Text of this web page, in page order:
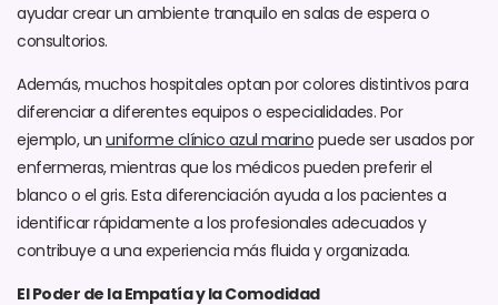
ayudar crear un ambiente tranquilo en salas de espera o
consultorios.
Además, muchos hospitales optan por colores distintivos para
diferenciar a diferentes equipos o especialidades. Por
ejemplo, un uniforme clínico azul marino puede ser usados por
enfermeras, mientras que los médicos pueden preferir el
blanco o el gris. Esta diferenciación ayuda a los pacientes a
identificar rápidamente a los profesionales adecuados y
contribuye a una experiencia más fluida y organizada.
El Poder de la Empatía y la Comodidad